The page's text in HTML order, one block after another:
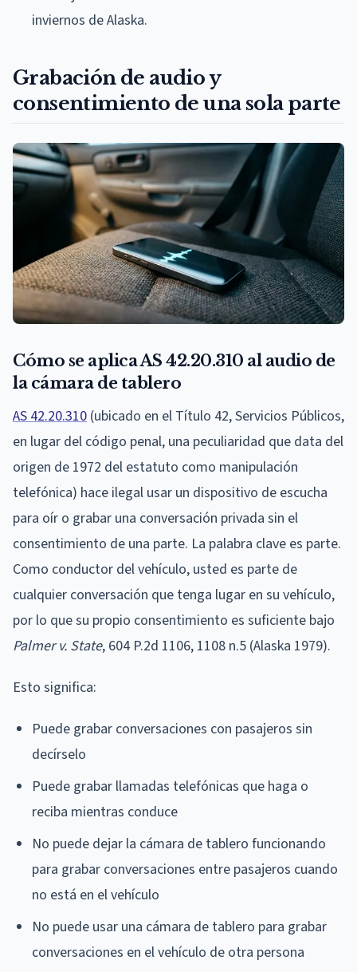
inviernos de Alaska.
Grabación de audio y
consentimiento de una sola parte
Cómo se aplica AS 42.20.310 al audio de
la cámara de tablero
AS 42.20.310 (ubicado en el Título 42, Servicios Públicos,
en lugar del código penal, una peculiaridad que data del
origen de 1972 del estatuto como manipulación
telefónica) hace ilegal usar un dispositivo de escucha
para oír o grabar una conversación privada sin el
consentimiento de una parte. La palabra clave es parte.
Como conductor del vehículo, usted es parte de
cualquier conversación que tenga lugar en su vehículo,
por lo que su propio consentimiento es suficiente bajo
Palmer v. State, 604 P.2d 1106, 1108 n.5 (Alaska 1979).
Esto significa:
Puede grabar conversaciones con pasajeros sin
decírselo
Puede grabar llamadas telefónicas que haga o
reciba mientras conduce
No puede dejar la cámara de tablero funcionando
para grabar conversaciones entre pasajeros cuando
no está en el vehículo
No puede usar una cámara de tablero para grabar
conversaciones en el vehículo de otra persona